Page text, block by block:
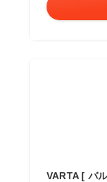
VARTA [ バ